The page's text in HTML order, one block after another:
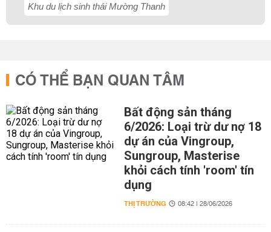
Khu du lịch sinh thái Mường Thanh
CÓ THỂ BẠN QUAN TÂM
Bất động sản tháng
6/2026: Loại trừ dư nợ 18
dự án của Vingroup,
Sungroup, Masterise
khỏi cách tính 'room' tín
dụng
THỊ TRƯỜNG 08:42 | 28/06/2026